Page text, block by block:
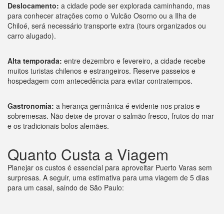
Deslocamento: a cidade pode ser explorada caminhando, mas
para conhecer atrações como o Vulcão Osorno ou a Ilha de
Chiloé, será necessário transporte extra (tours organizados ou
carro alugado).
Alta temporada: entre dezembro e fevereiro, a cidade recebe
muitos turistas chilenos e estrangeiros. Reserve passeios e
hospedagem com antecedência para evitar contratempos.
Gastronomia: a herança germânica é evidente nos pratos e
sobremesas. Não deixe de provar o salmão fresco, frutos do mar
e os tradicionais bolos alemães.
Quanto Custa a Viagem
Planejar os custos é essencial para aproveitar Puerto Varas sem
surpresas. A seguir, uma estimativa para uma viagem de 5 dias
para um casal, saindo de São Paulo: